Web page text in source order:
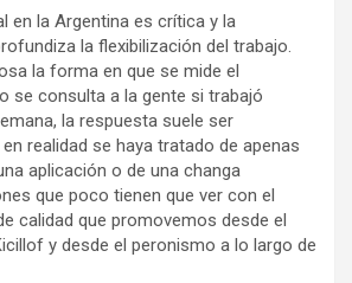
en la Argentina es crítica y la
la flexibilización del trabajo.
la forma en que se mide el
se consulta a la gente si trabajó
la respuesta suele ser
realidad se haya tratado de apenas
aplicación o de una changa
que poco tienen que ver con el
calidad que promovemos desde el
y desde el peronismo a lo largo de